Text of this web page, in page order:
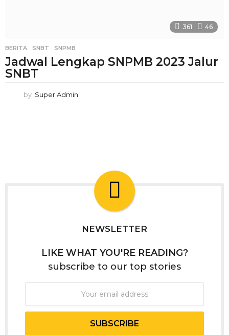
361 46
BERITA SNBT ,SNPMB
Jadwal Lengkap SNPMB 2023 Jalur
SNBT
by Super Admin
NEWSLETTER
LIKE WHAT YOU'RE READING?
subscribe to our top stories